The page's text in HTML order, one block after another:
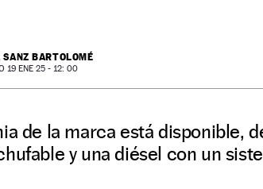
SANZ BARTOLOMÉ
19 ENE 25 - 12: 00
de la marca está disponible,
y una diésel con un